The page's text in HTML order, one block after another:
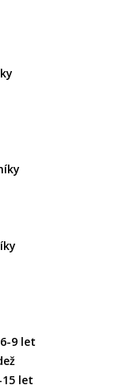
9 let
let